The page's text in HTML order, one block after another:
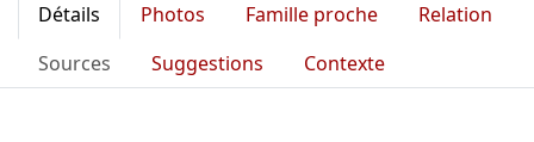
Détails Photos Famille proche
Relation
Sources
Suggestions Contexte